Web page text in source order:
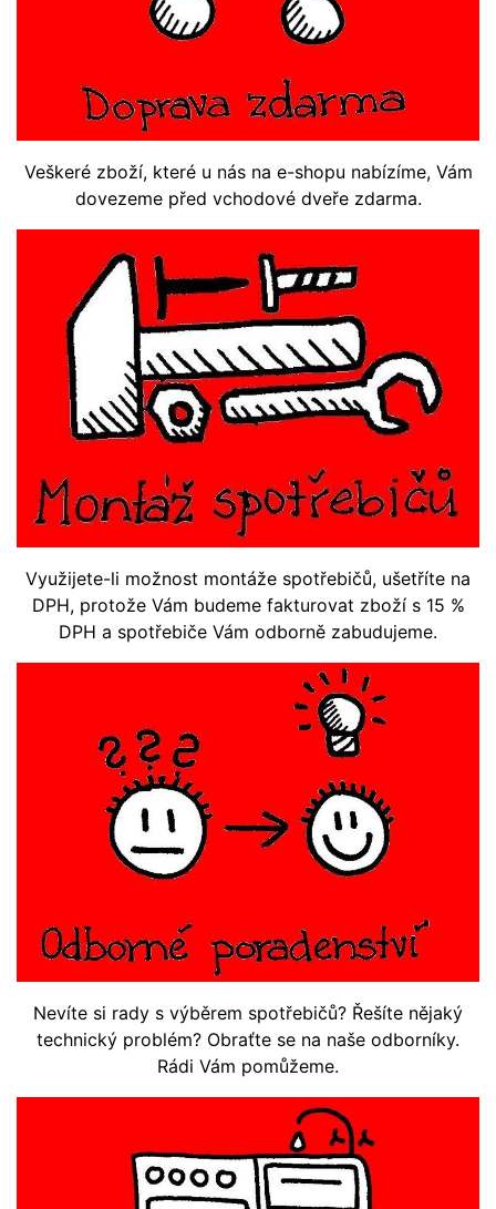
Veškeré zboží, které u nás na e-shopu nabízíme, Vám
dovezeme před vchodové dveře zdarma.
Využijete-li možnost montáže spotřebičů, ušetříte na
DPH, protože Vám budeme fakturovat zboží s 15 %
DPH a spotřebiče Vám odborně zabudujeme.
Nevíte si rady s výběrem spotřebičů? Řešíte nějaký
technický problém? Obraťte se na naše odborníky.
Rádi Vám pomůžeme.